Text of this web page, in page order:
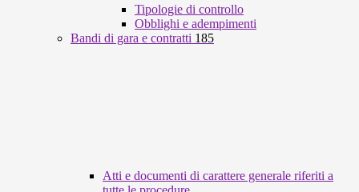
Tipologie di controllo
Obblighi e adempimenti
Bandi di gara e contratti 185
Atti e documenti di carattere generale riferiti a